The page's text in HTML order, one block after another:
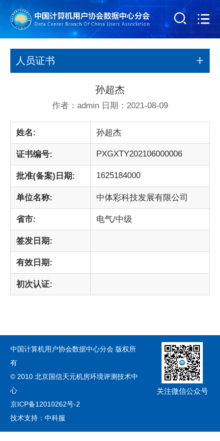
人员证书
孙超杰
作者：admin 日期：2021-08-09
姓名: 孙超杰
证书编号: PXGXTY202106000006
批准(备案)日期: 1625184000
单位名称: 中体彩科技发展有限公司
省市: 电气/中级
签发日期:
有效日期:
初次认证:
中国计算机用户协会数据中心分会 版权所
有
© 2010 北京国信天元机房环境评测技术中
心
京ICP备12010262号-2
技术支持：中科服
关注微信公众号